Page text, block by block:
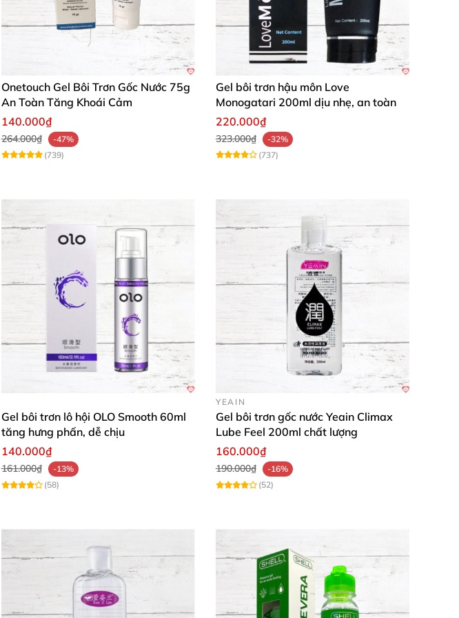
Onetouch Gel Bôi Trơn Gốc Nước 75g
An Toàn Tăng Khoái Cảm
140.000₫
264.000₫
-47%
(739)
Gel bôi trơn hậu môn Love
Monogatari 200ml dịu nhẹ, an toàn
220.000₫
323.000₫
-32%
(737)
Gel bôi trơn lô hội OLO Smooth 60ml
tăng hưng phấn, dễ chịu
140.000₫
161.000₫
-13%
(58)
YEAIN
Gel bôi trơn gốc nước Yeain Climax
Lube Feel 200ml chất lượng
160.000₫
190.000₫
-16%
(52)